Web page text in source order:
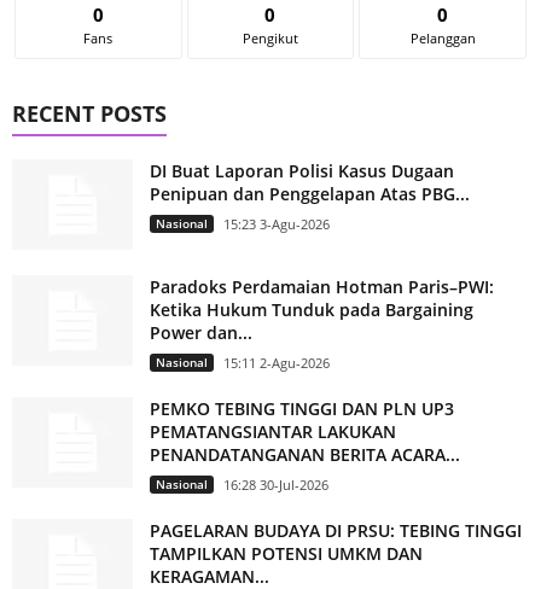
0
Fans
0
Pengikut
0
Pelanggan
RECENT POSTS
DI Buat Laporan Polisi Kasus Dugaan
Penipuan dan Penggelapan Atas PBG...
Nasional 15:23 3-Agu-2026
Paradoks Perdamaian Hotman Paris–PWI:
Ketika Hukum Tunduk pada Bargaining
Power dan...
Nasional 15:11 2-Agu-2026
PEMKO TEBING TINGGI DAN PLN UP3
PEMATANGSIANTAR LAKUKAN
PENANDATANGANAN BERITA ACARA...
Nasional 16:28 30-Jul-2026
PAGELARAN BUDAYA DI PRSU: TEBING TINGGI
TAMPILKAN POTENSI UMKM DAN
KERAGAMAN...